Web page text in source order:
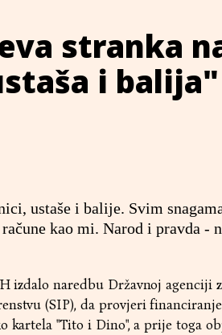
stranka
i balija"
ustaše i balije. Svim
kao mi. Narod i pravda -
izdalo naredbu Državnoj agenciji
(SIP), da provjeri
kartela "Tito i Dino", a prije toga